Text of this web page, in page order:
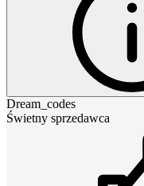
Dream_codes
Świetny sprzedawca